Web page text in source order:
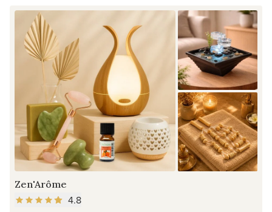
Zen'Arôme
4.8